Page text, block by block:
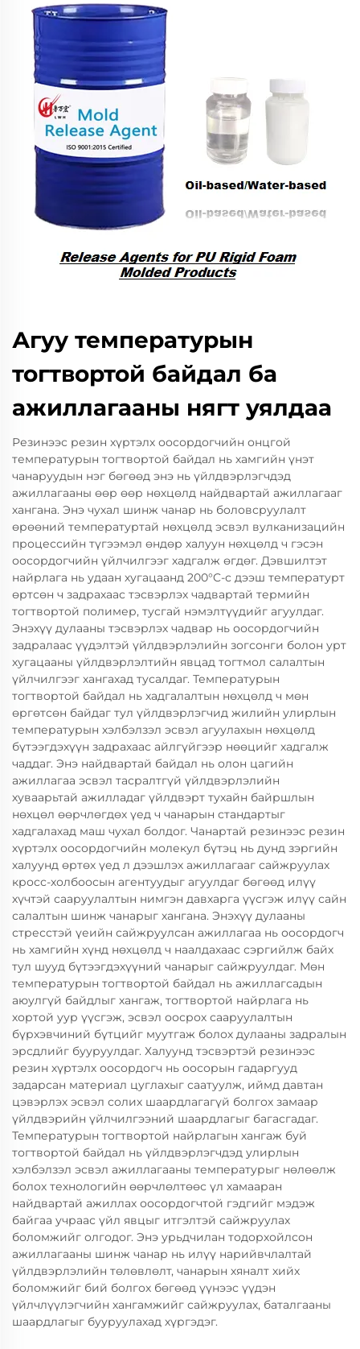
Агуу температурын
тогтвортой байдал ба
ажиллагааны нягт уялдаа
Резинээс резин хүртэлх оосордогчийн онцгой
температурын тогтвортой байдал нь хамгийн үнэт
чанаруудын нэг бөгөөд энэ нь үйлдвэрлэгчдэд
ажиллагааны өөр өөр нөхцөлд найдвартай ажиллагааг
хангана. Энэ чухал шинж чанар нь боловсруулалт
өрөөний температуртай нөхцөлд эсвэл вулканизацийн
процессийн түгээмэл өндөр халуун нөхцөлд ч гэсэн
оосордогчийн үйлчилгээг хадгалж өгдөг. Дэвшилтэт
найрлага нь удаан хугацаанд 200°C-с дээш температурт
өртсөн ч задрахаас тэсвэрлэх чадвартай термийн
тогтвортой полимер, тусгай нэмэлтүүдийг агуулдаг.
Энэхүү дулааны тэсвэрлэх чадвар нь оосордогчийн
задралаас үүдэлтэй үйлдвэрлэлийн зогсонги болон урт
хугацааны үйлдвэрлэлтийн явцад тогтмол салалтын
үйлчилгээг хангахад тусалдаг. Температурын
тогтвортой байдал нь хадгалалтын нөхцөлд ч мөн
өргөтсөн байдаг тул үйлдвэрлэгчид жилийн улирлын
температурын хэлбэлзэл эсвэл агуулахын нөхцөлд
бүтээгдэхүүн задрахаас айлгүйгээр нөөцийг хадгалж
чаддаг. Энэ найдвартай байдал нь олон цагийн
ажиллагаа эсвэл тасралтгүй үйлдвэрлэлийн
хуваарьтай ажилладаг үйлдвэрт тухайн байршлын
нөхцөл өөрчлөгдөх үед ч чанарын стандартыг
хадгалахад маш чухал болдог. Чанартай резинээс резин
хүртэлх оосордогчийн молекул бүтэц нь дунд зэргийн
халуунд өртөх үед л дээшлэх ажиллагааг сайжруулах
кросс-холбоосын агентуудыг агуулдаг бөгөөд илүү
хүчтэй сааруулалтын нимгэн давхарга үүсгэж илүү сайн
салалтын шинж чанарыг хангана. Энэхүү дулааны
стресстэй үеийн сайжруулсан ажиллагаа нь оосордогч
нь хамгийн хүнд нөхцөлд ч наалдахаас сэргийлж байх
тул шууд бүтээгдэхүүний чанарыг сайжруулдаг. Мөн
температурын тогтвортой байдал нь ажиллагсадын
аюулгүй байдлыг хангаж, тогтвортой найрлага нь
хортой уур үүсгэж, эсвэл оосрох сааруулалтын
бүрхэвчиний бүтцийг муутгаж болох дулааны задралын
эрсдлийг бууруулдаг. Халуунд тэсвэртэй резинээс
резин хүртэлх оосордогч нь оосорын гадаргууд
задарсан материал цуглахыг саатуулж, иймд давтан
цэвэрлэх эсвэл солих шаардлагагүй болгох замаар
үйлдвэрийн үйлчилгээний шаардлагыг багасгадаг.
Температурын тогтвортой найрлагын хангаж буй
тогтвортой байдал нь үйлдвэрлэгчдэд улирлын
хэлбэлзэл эсвэл ажиллагааны температурыг нөлөөлж
болох технологийн өөрчлөлтөөс үл хамааран
найдвартай ажиллах оосордогчтой гэдгийг мэдэж
байгаа учраас үйл явцыг итгэлтэй сайжруулах
боломжийг олгодог. Энэ урьдчилан тодорхойлсон
ажиллагааны шинж чанар нь илүү нарийвчлалтай
үйлдвэрлэлийн төлөвлөлт, чанарын хяналт хийх
боломжийг бий болгох бөгөөд үүнээс үүдэн
үйлчлүүлэгчийн хангамжийг сайжруулах, баталгааны
шаардлагыг бууруулахад хүргэдэг.